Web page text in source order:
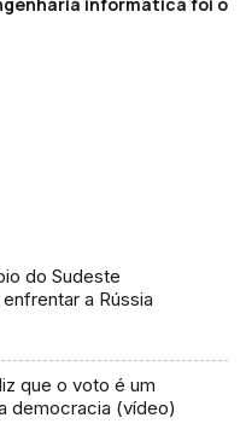
do Sudeste
a Rússia
que o voto é um
democracia (vídeo)